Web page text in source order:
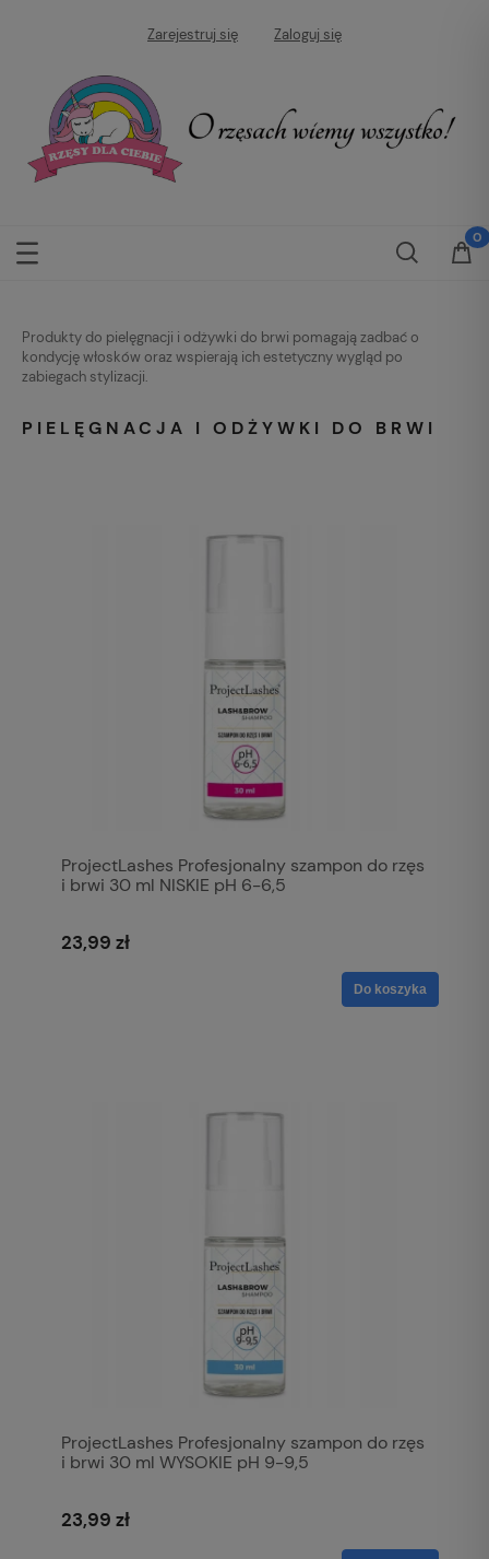
Zarejestruj się Zaloguj się
Produkty do pielęgnacji i odżywki do brwi pomagają zadbać o
kondycję włosków oraz wspierają ich estetyczny wygląd po
zabiegach stylizacji.
PIELĘGNACJA I ODŻYWKI DO BRWI
ProjectLashes Profesjonalny szampon do rzęs
i brwi 30 ml NISKIE pH 6-6,5
23,99 zł
Do koszyka
ProjectLashes Profesjonalny szampon do rzęs
i brwi 30 ml WYSOKIE pH 9-9,5
23,99 zł